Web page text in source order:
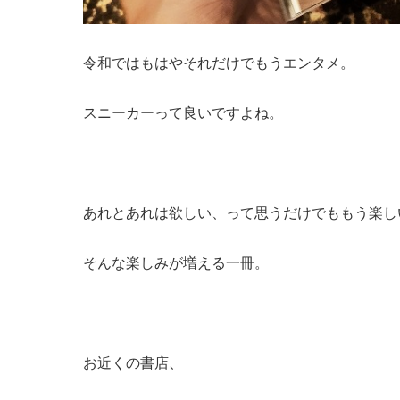
令和ではもはやそれだけでもうエンタメ。
スニーカーって良いですよね。
あれとあれは欲しい、って思うだけでももう楽し
そんな楽しみが増える一冊。
お近くの書店、